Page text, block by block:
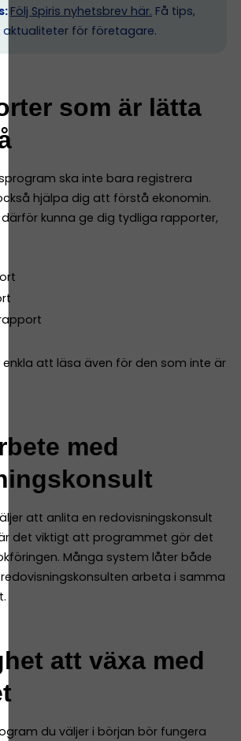
Följ Spiris nyhetsbrev här. Få tips,
för företagare.
som är lätta
ska inte bara registrera
hjälpa dig att förstå ekonomin.
kunna ge dig tydliga rapporter,
enkla att läsa även för den som inte är
med
att anlita en redovisningskonsult
det viktigt att programmet gör det
Många system låter både
arbeta i samma
att växa med
du väljer i början bör fungera